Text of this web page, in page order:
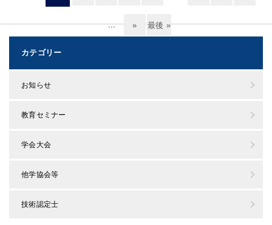
... » 最後 »
カテゴリー
お知らせ
教育セミナー
学会大会
他学協会等
技術認定士